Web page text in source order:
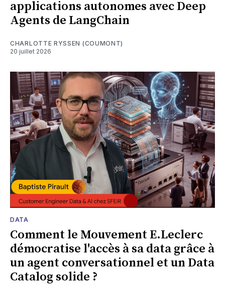
applications autonomes avec Deep
Agents de LangChain
CHARLOTTE RYSSEN (COUMONT)
20 juillet 2026
DATA
Comment le Mouvement E.Leclerc
démocratise l'accès à sa data grâce à
un agent conversationnel et un Data
Catalog solide ?